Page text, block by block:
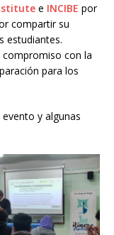
e INCIBE por
compartir su
estudiantes.
con la
para los
y algunas